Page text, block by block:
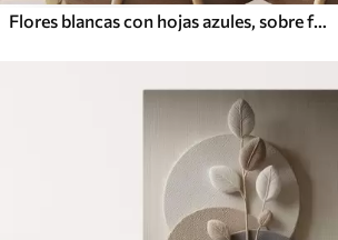
Flores blancas con hojas azules, sobre fondo beige claro, con pinceladas visibles